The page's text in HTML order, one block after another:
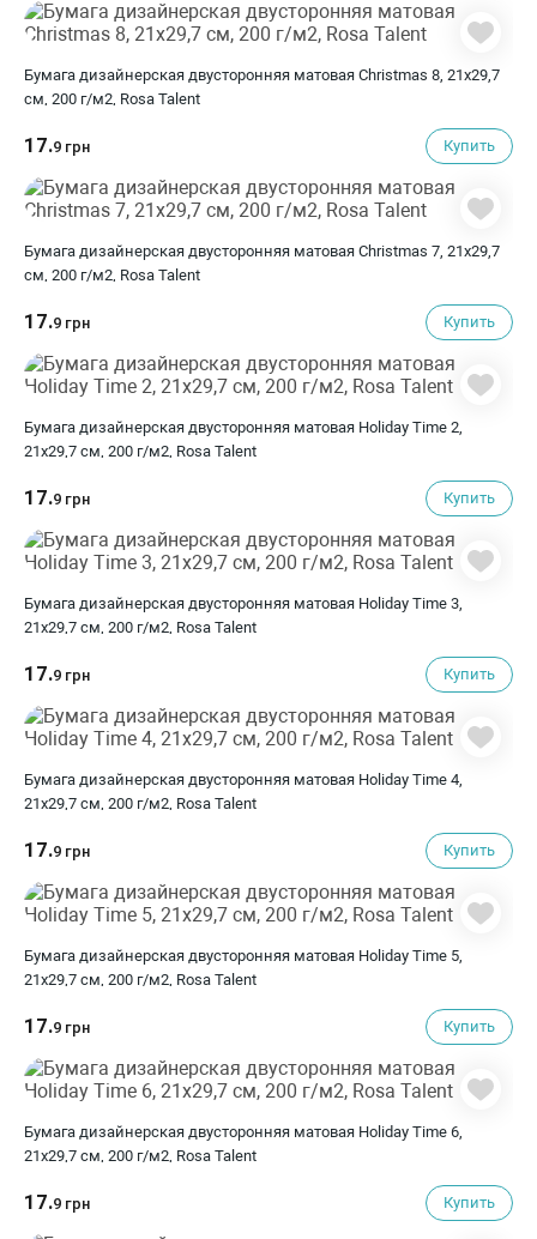
Бумага дизайнерская двусторонняя матовая Christmas 8, 21х29,7
см, 200 г/м2, Rosa Talent
17.9 грн Купить
Бумага дизайнерская двусторонняя матовая Christmas 7, 21х29,7
см, 200 г/м2, Rosa Talent
17.9 грн Купить
Бумага дизайнерская двусторонняя матовая Holiday Time 2,
21х29,7 см, 200 г/м2, Rosa Talent
17.9 грн Купить
Бумага дизайнерская двусторонняя матовая Holiday Time 3,
21х29,7 см, 200 г/м2, Rosa Talent
17.9 грн Купить
Бумага дизайнерская двусторонняя матовая Holiday Time 4,
21х29,7 см, 200 г/м2, Rosa Talent
17.9 грн Купить
Бумага дизайнерская двусторонняя матовая Holiday Time 5,
21х29,7 см, 200 г/м2, Rosa Talent
17.9 грн Купить
Бумага дизайнерская двусторонняя матовая Holiday Time 6,
21х29,7 см, 200 г/м2, Rosa Talent
17.9 грн Купить